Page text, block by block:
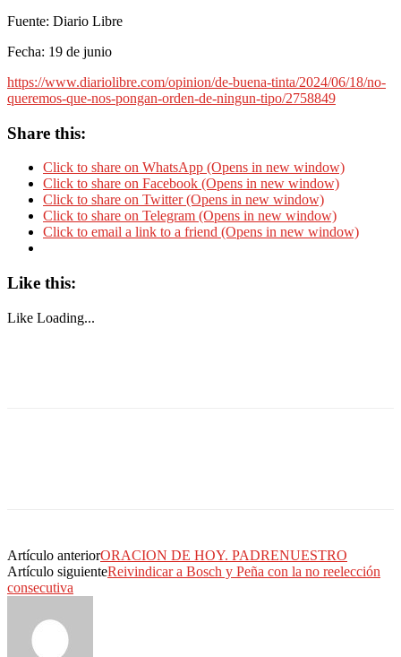
Fuente: Diario Libre
Fecha: 19 de junio
https://www.diariolibre.com/opinion/de-buena-tinta/2024/06/18/no-
queremos-que-nos-pongan-orden-de-ningun-tipo/2758849
Share this:
Click to share on WhatsApp (Opens in new window)
Click to share on Facebook (Opens in new window)
Click to share on Twitter (Opens in new window)
Click to share on Telegram (Opens in new window)
Click to email a link to a friend (Opens in new window)
Like this:
Like Loading...
Artículo anteriorORACION DE HOY. PADRENUESTRO
Artículo siguienteReivindicar a Bosch y Peña con la no reelección
consecutiva